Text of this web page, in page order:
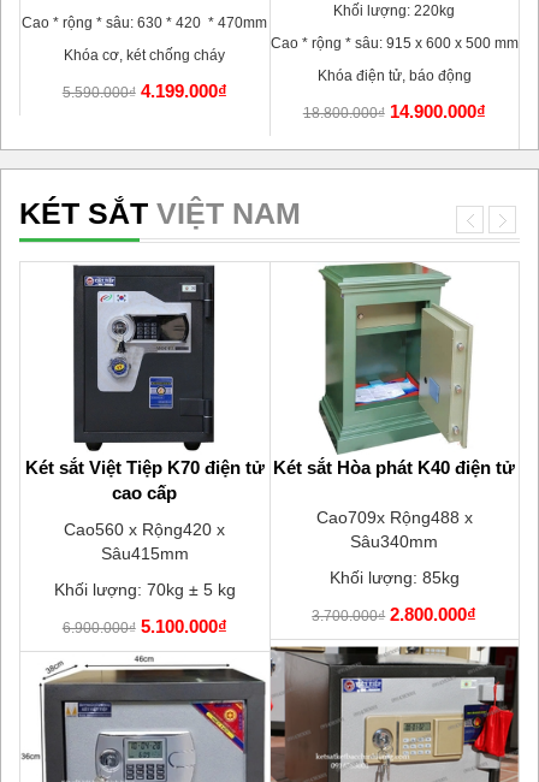
Cao * rộng * sâu: 630 * 420 * 470mm
Khóa cơ, két chống cháy
5.590.000₫ 4.199.000₫
Khối lượng: 220kg
Cao * rộng * sâu: 915 x 600 x 500 mm
Khóa điện tử, báo động
18.800.000₫ 14.900.000₫
KÉT SẮT VIỆT NAM
Két sắt Việt Tiệp K70 điện tử
cao cấp
Cao560 x Rộng420 x
Sâu415mm
Khối lượng: 70kg ± 5 kg
6.900.000₫ 5.100.000₫
Két sắt Hòa phát K40 điện tử
Cao709x Rộng488 x
Sâu340mm
Khối lượng: 85kg
3.700.000₫ 2.800.000₫